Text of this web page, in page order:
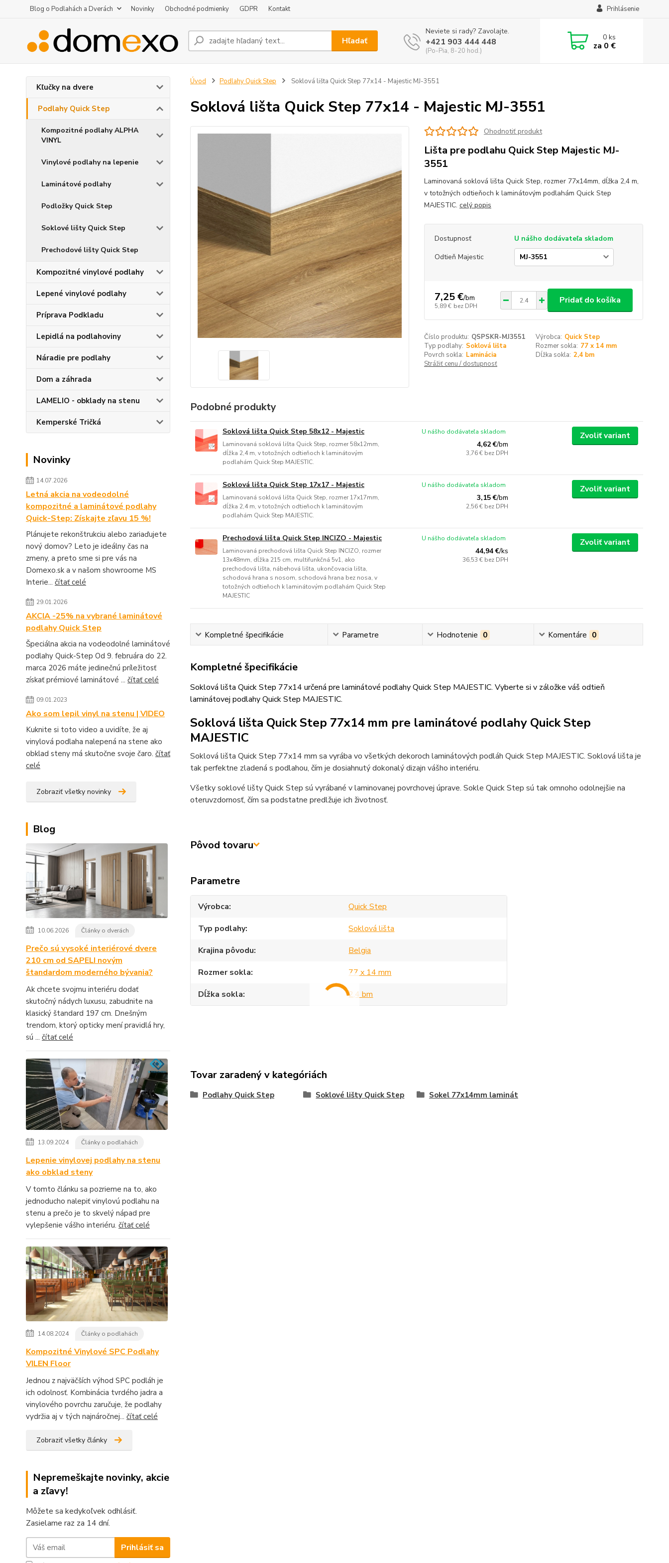
Blog o Podlahách a Dverách Novinky Obchodné podmienky GDPR Kontakt Prihlásenie
Hľadať
Neviete si rady? Zavolajte.
+421 903 444 448
(Po-Pia, 8-20 hod.)
0ks
za 0 €
Kľučky na dvere
Podlahy Quick Step
Kompozitné podlahy ALPHA
VINYL
Vinylové podlahy na lepenie
Laminátové podlahy
Podložky Quick Step
Soklové lišty Quick Step
Prechodové lišty Quick Step
Kompozitné vinylové podlahy
Lepené vinylové podlahy
Príprava Podkladu
Lepidlá na podlahoviny
Náradie pre podlahy
Dom a záhrada
LAMELIO - obklady na stenu
Kemperské Tričká
Novinky
14.07.2026
Letná akcia na vodeodolné
kompozitné a laminátové podlahy
Quick-Step: Získajte zľavu 15 %!
Plánujete rekonštrukciu alebo zariaďujete
nový domov? Leto je ideálny čas na
zmeny, a preto sme si pre vás na
Domexo.sk a v našom showroome MS
Interie... čítať celé
29.01.2026
AKCIA -25% na vybrané laminátové
podlahy Quick Step
Špeciálna akcia na vodeodolné laminátové
podlahy Quick-Step Od 9. februára do 22.
marca 2026 máte jedinečnú príležitosť
získať prémiové laminátové ... čítať celé
09.01.2023
Ako som lepil vinyl na stenu | VIDEO
Kuknite si toto video a uvidíte, že aj
vinylová podlaha nalepená na stene ako
obklad steny má skutočne svoje čaro. čítať
celé
Zobraziť všetky novinky
Blog
10.06.2026 Články o dverách
Prečo sú vysoké interiérové dvere
210 cm od SAPELI novým
štandardom moderného bývania?
Ak chcete svojmu interiéru dodať
skutočný nádych luxusu, zabudnite na
klasický štandard 197 cm. Dnešným
trendom, ktorý opticky mení pravidlá hry,
sú ... čítať celé
13.09.2024 Články o podlahách
Lepenie vinylovej podlahy na stenu
ako obklad steny
V tomto článku sa pozrieme na to, ako
jednoducho nalepiť vinylovú podlahu na
stenu a prečo je to skvelý nápad pre
vylepšenie vášho interiéru. čítať celé
14.08.2024 Články o podlahách
Kompozitné Vinylové SPC Podlahy
VILEN Floor
Jednou z najväčších výhod SPC podláh je
ich odolnosť. Kombinácia tvrdého jadra a
vinylového povrchu zaručuje, že podlahy
vydržia aj v tých najnáročnej... čítať celé
Zobraziť všetky články
Nepremeškajte novinky, akcie
a zľavy!
Môžete sa kedykoľvek odhlásiť.
Zasielame raz za 14 dní.
Prihlásiť sa
Úvod Podlahy Quick Step Soklová lišta Quick Step 77x14 - Majestic MJ-3551
Soklová lišta Quick Step 77x14 - Majestic MJ-3551
Ohodnotiť produkt
Lišta pre podlahu Quick Step Majestic MJ-
3551
Laminovaná soklová lišta Quick Step, rozmer 77x14mm, dĺžka 2,4 m,
v totožných odtieňoch k laminátovým podlahám Quick Step
MAJESTIC. celý popis
Dostupnosť
U nášho dodávateľa skladom
Odtieň Majestic
7,25 €/bm
5,89 € bez DPH
Pridať do košíka
Číslo produktu: QSPSKR-MJ3551 Výrobca: Quick Step
Typ podlahy: Soklová lišta Rozmer sokla: 77 x 14 mm
Povrch sokla: Laminácia Dĺžka sokla: 2,4 bm
Strážiť cenu / dostupnosť
Podobné produkty
Soklová lišta Quick Step 58x12 - Majestic
Laminovaná soklová lišta Quick Step, rozmer 58x12mm,
dĺžka 2,4 m, v totožných odtieňoch k laminátovým
podlahám Quick Step MAJESTIC.
4,62 €/bm
3,76 € bez DPH
U nášho dodávateľa skladom Zvoliť variant
Soklová lišta Quick Step 17x17 - Majestic
Laminovaná soklová lišta Quick Step, rozmer 17x17mm,
dĺžka 2,4 m, v totožných odtieňoch k laminátovým
podlahám Quick Step MAJESTIC.
3,15 €/bm
2,56 € bez DPH
U nášho dodávateľa skladom Zvoliť variant
Prechodová lišta Quick Step INCIZO - Majestic
Laminovaná prechodová lišta Quick Step INCIZO, rozmer
13x48mm, dĺžka 215 cm, multifunkčná 5v1, ako
prechodová lišta, nábehová lišta, ukončovacia lišta,
schodová hrana s nosom, schodová hrana bez nosa, v
totožných odtieňoch k laminátovým podlahám Quick Step
MAJESTIC
44,94 €/ks
36,53 € bez DPH
U nášho dodávateľa skladom Zvoliť variant
Kompletné špecifikácie Parametre Hodnotenie 0 Komentáre 0
Kompletné špecifikácie
Soklová lišta Quick Step 77x14 určená pre laminátové podlahy Quick Step MAJESTIC. Vyberte si v záložke váš odtieň
laminátovej podlahy Quick Step MAJESTIC.
Soklová lišta Quick Step 77x14 mm pre laminátové podlahy Quick Step
MAJESTIC
Soklová lišta Quick Step 77x14 mm sa vyrába vo všetkých dekoroch laminátových podláh Quick Step MAJESTIC. Soklová lišta je
tak perfektne zladená s podlahou, čím je dosiahnutý dokonalý dizajn vášho interiéru.
Všetky soklové lišty Quick Step sú vyrábané v laminovanej povrchovej úprave. Sokle Quick Step sú tak omnoho odolnejšie na
oteruvzdornosť, čím sa podstatne predlžuje ich životnosť.
Pôvod tovaru
Parametre
Výrobca
Quick Step
Typ podlahy
Soklová lišta
Krajina pôvodu
Belgia
Rozmer sokla
77 x 14 mm
Dĺžka sokla
2,4 bm
Tovar zaradený v kategóriách
Podlahy Quick Step Soklové lišty Quick Step Sokel 77x14mm laminát